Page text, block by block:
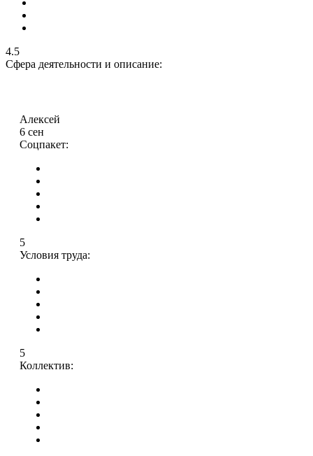
4.5
Сфера деятельности и описание:
Алексей
6 сен
Соцпакет:
5
Условия труда:
5
Коллектив: